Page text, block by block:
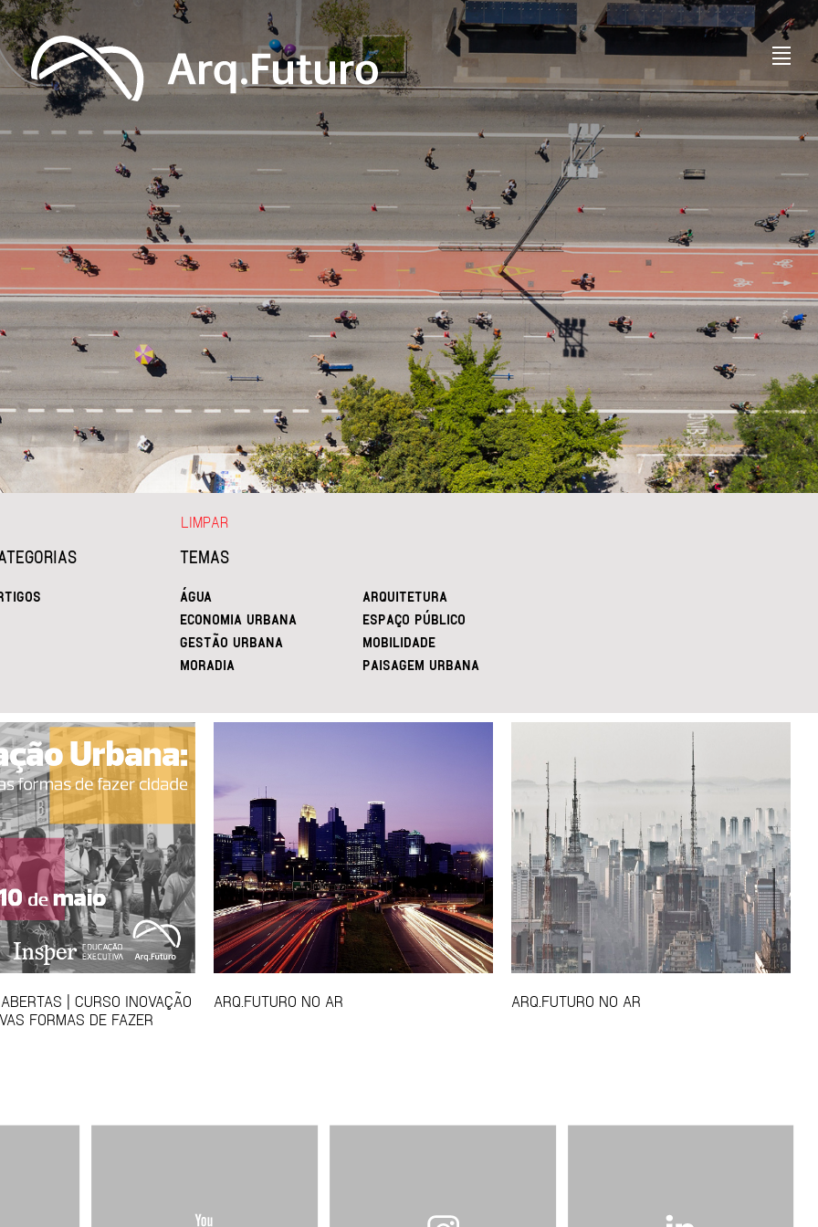
TEMAS
ÁGUA
ARQUITETURA
ECONOMIA URBANA
ESPAÇO PÚBLICO
GESTÃO URBANA
MOBILIDADE
MORADIA
PAISAGEM URBANA
LIMPAR
| CURSO INOVAÇÃO
FORMAS DE FAZER
ARQ.FUTURO NO AR ARQ.FUTURO NO AR